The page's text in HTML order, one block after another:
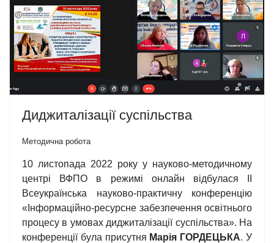
Диджиталізації суспільства
Методична робота
10 листопада 2022 року у науково-методичному
центрі ВФПО в режимі онлайн відбулася ІІ
Всеукраїнська науково-практичну конференцію
«Інформаційно-ресурсне забезпечення освітнього
процесу в умовах диджиталізації суспільства». На
конференції була присутня Марія ГОРДЕЦЬКА. У